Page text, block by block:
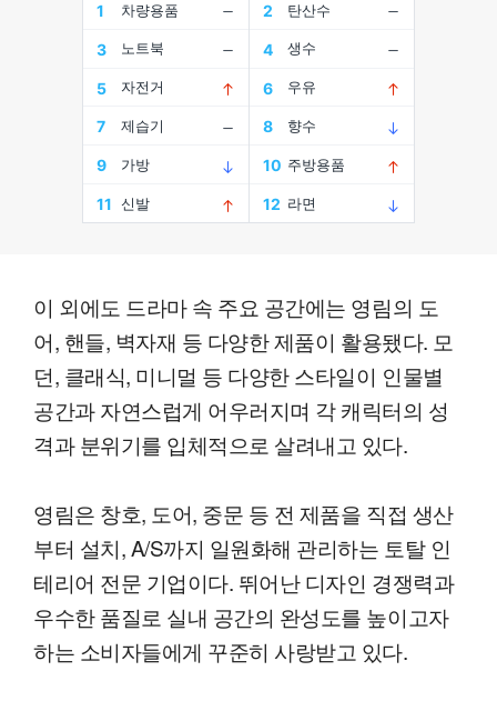
이 외에도 드라마 속 주요 공간에는 영림의 도
어, 핸들, 벽자재 등 다양한 제품이 활용됐다. 모
던, 클래식, 미니멀 등 다양한 스타일이 인물별
공간과 자연스럽게 어우러지며 각 캐릭터의 성
격과 분위기를 입체적으로 살려내고 있다.
영림은 창호, 도어, 중문 등 전 제품을 직접 생산
부터 설치, A/S까지 일원화해 관리하는 토탈 인
테리어 전문 기업이다. 뛰어난 디자인 경쟁력과
우수한 품질로 실내 공간의 완성도를 높이고자
하는 소비자들에게 꾸준히 사랑받고 있다.